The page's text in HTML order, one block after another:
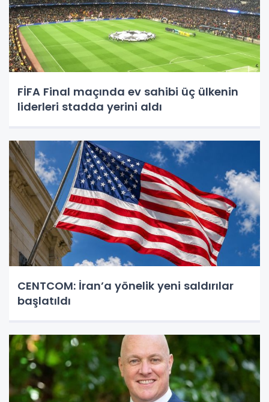
FİFA Final maçında ev sahibi üç ülkenin
liderleri stadda yerini aldı
CENTCOM: İran’a yönelik yeni saldırılar
başlatıldı